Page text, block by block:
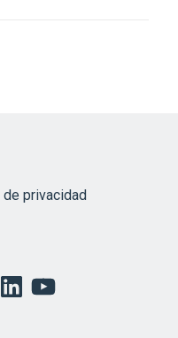
privacidad
LinkedInYouTube